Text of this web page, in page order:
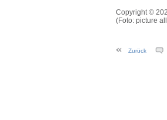
Copyright ©
(Foto: picture
Zurück